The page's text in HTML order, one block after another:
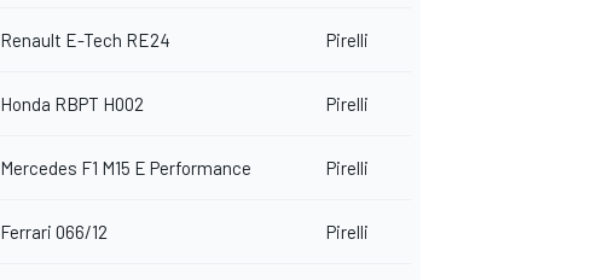
Renault E-Tech RE24 Pirelli
Honda RBPT H002 Pirelli
Mercedes F1 M15 E Performance Pirelli
Ferrari 066/12 Pirelli